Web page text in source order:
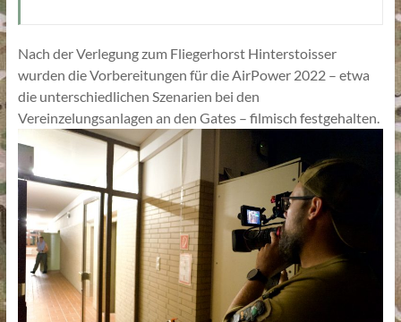
Nach der Verlegung zum Fliegerhorst Hinterstoisser
wurden die Vorbereitungen für die AirPower 2022 – etwa
die unterschiedlichen Szenarien bei den
Vereinzelungsanlagen an den Gates – filmisch festgehalten.